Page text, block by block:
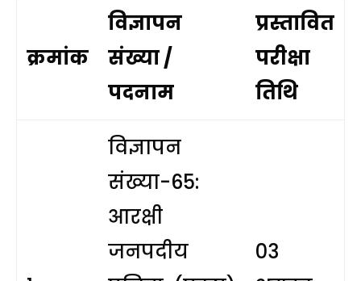
क्रमांक
विज्ञापन
संख्या /
पदनाम
प्रस्तावित
परीक्षा
तिथि
विज्ञापन
संख्या-65:
आरक्षी
जनपदीय
03